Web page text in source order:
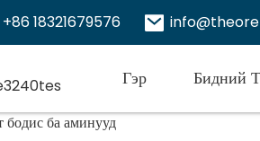
+86 18321679576
Гэр Бидний